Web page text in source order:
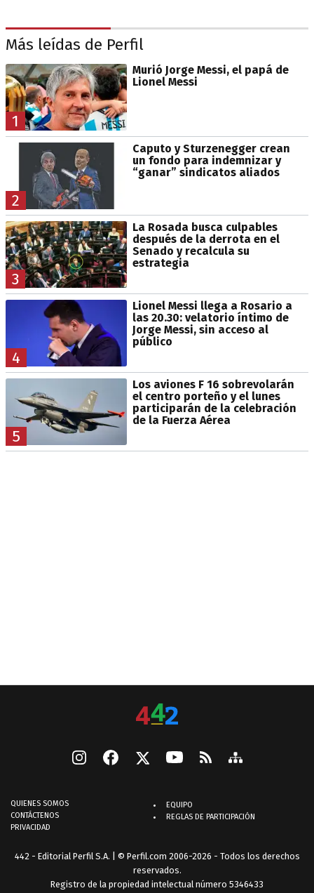
Más leídas de Perfil
1
Murió Jorge Messi, el papá de
Lionel Messi
2
Caputo y Sturzenegger crean
un fondo para indemnizar y
“ganar” sindicatos aliados
3
La Rosada busca culpables
después de la derrota en el
Senado y recalcula su
estrategia
4
Lionel Messi llega a Rosario a
las 20.30: velatorio íntimo de
Jorge Messi, sin acceso al
público
5
Los aviones F 16 sobrevolarán
el centro porteño y el lunes
participarán de la celebración
de la Fuerza Aérea
QUIENES SOMOS
CONTÁCTENOS
PRIVACIDAD
EQUIPO
REGLAS DE PARTICIPACIÓN
442 - Editorial Perfil S.A. | © Perfil.com 2006-2026 - Todos los derechos
reservados.
Registro de la propiedad intelectual número 5346433